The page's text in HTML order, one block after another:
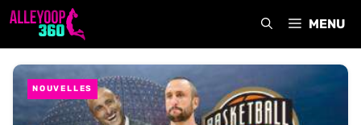
Aller
MENU
NOUVELLES